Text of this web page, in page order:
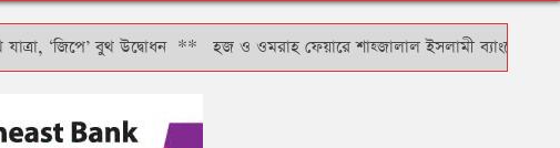
বুথ উদ্বোধন**হজ ও ওমরাহ ফেয়ারে শাহ্জালাল ইসলামী ব্যাংকের স্পন্সর প্রদান